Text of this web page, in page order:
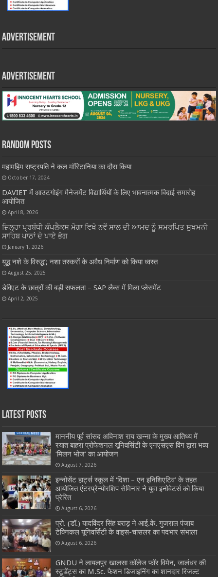
Advertisement
Advertisement
Random Posts
महामहिम राष्ट्रपति ने कल मॉरिटानिया का दौरा किया
October 17, 2024
DAVIET में आउटगोइंग मैनेजमेंट विद्यार्थियों के लिए भावनात्मक विदाई समारोह
आयोजित
April 8, 2026
ਜ਼ਿਲ੍ਹਾ ਪ੍ਰਬੰਧੀ ਕੰਪਲੈਕਸ ਮੋਗਾ ਵਿਖੇ ਨਵੇਂ ਸਾਲ ਦੀ ਆਮਦ ਨੂੰ ਸਮਰਪਿਤ ਸੁਖਮਨੀ
ਸਾਹਿਬ ਪਾਠਾਂ ਦੇ ਪਾਏ ਭੋਗ
January 1, 2026
युद्ध नशे के विरुद्ध’; नशा तस्करों के अवैध निर्माण को किया ध्वस्त
August 25, 2025
डेविएट के छात्रों की बड़ी सफलता – SAP लैब्स में मिला प्लेसमेंट
April 2, 2025
Latest Posts
माननीय पूर्व सांसद अविनाश राय खन्ना के मुख्य आतिथ्य में
रयात बाहरा प्रोफेशनल यूनिवर्सिटी के एनएसएस विंग द्वारा भव्य
‘मिलन भोज’ का आयोजन
August 7, 2026
इन्नोसेंट हार्ट्स स्कूल में ‘दिशा – एन इनिशिएटिव’ के तहत
आयोजित एंटरप्रेन्योरशिप सेमिनार ने युवा इनोवेटर्स को किया
प्रेरित
August 6, 2026
प्रो. (डॉ.) यादविंदर सिंह बराड़ ने आई.के. गुजराल पंजाब
टेक्निकल यूनिवर्सिटी के वाइस-चांसलर का पदभार संभाला
August 6, 2026
GNDU ने लायलपुर खालसा कॉलेज फॉर विमेन, जालंधर की
स्टूडेंट्स का M.Sc. फैशन डिजाइनिंग का शानदार रिजल्ट